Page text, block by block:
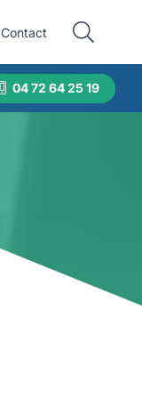
Contact
04 72 64 25 19